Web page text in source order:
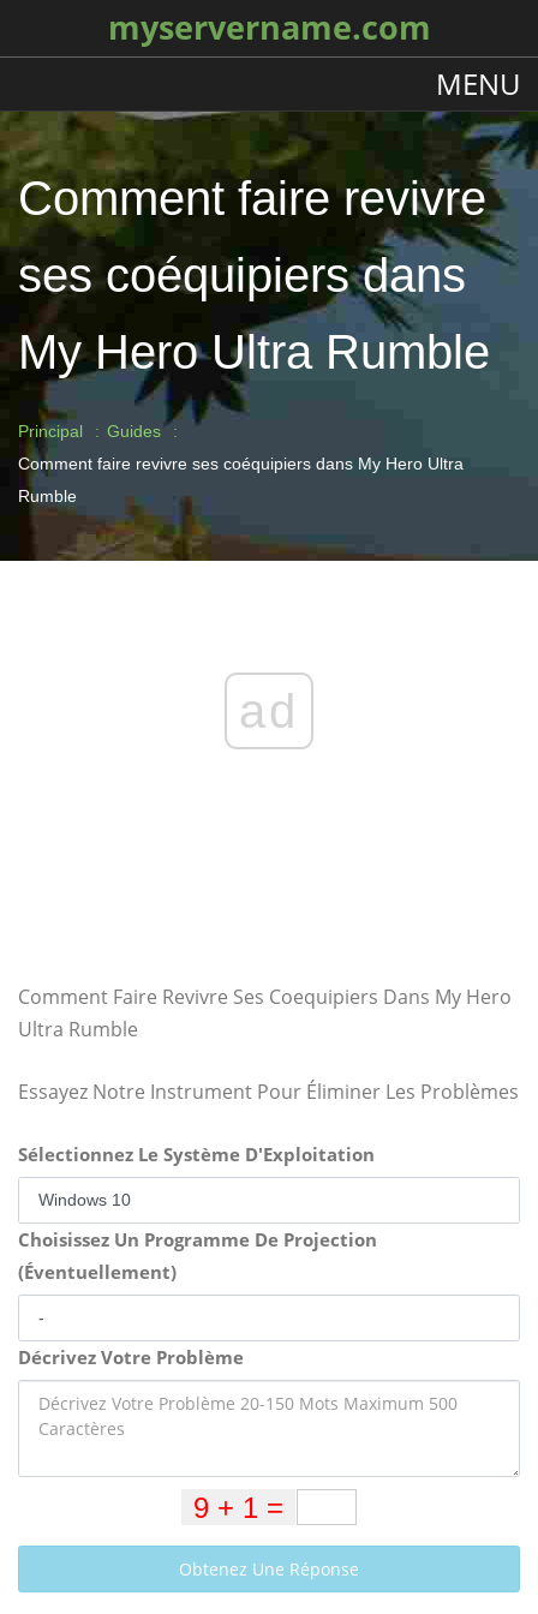
myservername.com
MENU
Comment faire revivre
ses coéquipiers dans
My Hero Ultra Rumble
Principal
Guides
Comment faire revivre ses coéquipiers dans My Hero Ultra
Rumble
ad
Comment Faire Revivre Ses Coequipiers Dans My Hero
Ultra Rumble
Essayez Notre Instrument Pour Éliminer Les Problèmes
Sélectionnez Le Système D'Exploitation
Choisissez Un Programme De Projection
(Éventuellement)
Décrivez Votre Problème
Obtenez Une Réponse